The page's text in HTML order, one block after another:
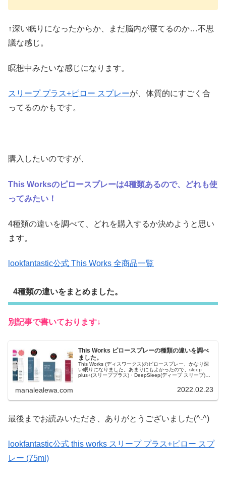
↑深い眠りになったからか、まだ脳内が寝てるのか…不思
議な感じ。
瞑想中みたいな感じになります。
スリープ プラス+ピロー スプレーが、体質的にすごく合
ってるのかもです。
購入したいのですが、
This Worksのピロースプレーは4種類あるので、どれも使
ってみたい！
4種類の違いを調べて、どれを購入するか決めようと思い
ます。
lookfantastic公式 This Works 全商品一覧
4種類の違いをまとめました。
別記事で書いております↓
This Works ピロースプレーの種類の違いを調べ
ました。
This Works (ディスワークス)のピロースプレー、かなり深
い眠りになりました。あまりにもよかったので、sleep
plus+(スリーププラス)・DeepSleep(ディープ スリープ)・
的別を調べまとめました。Mana(マナ)のブログ
manalealewa.com 2022.02.23
最後までお読みいただき、ありがとうございました(^-^)
lookfantastic公式 this works スリープ プラス+ピロー スプ
レー (75ml)